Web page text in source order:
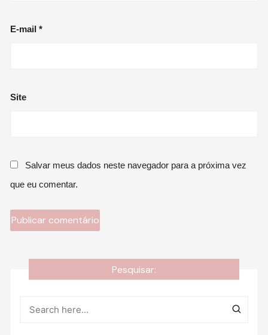
E-mail*
Site
Salvar meus dados neste navegador para a próxima vez
que eu comentar.
Pesquisar: